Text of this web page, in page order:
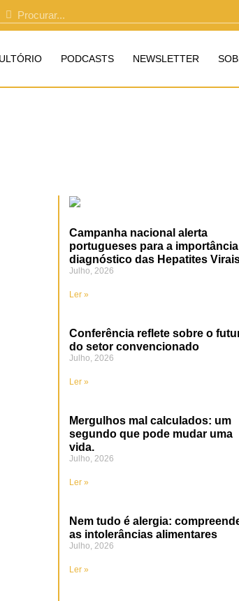
PODCASTS NEWSLETTER
Campanha nacional alerta
portugueses para a
diagnóstico das Hepatites
Julho, 2026
Ler »
Conferência reflete sobre o
do setor convencionado
Julho, 2026
Ler »
Mergulhos mal calculados: um
segundo que pode mudar uma
vida.
Julho, 2026
Ler »
Nem tudo é alergia:
as intolerâncias alimentares
Julho, 2026
Ler »